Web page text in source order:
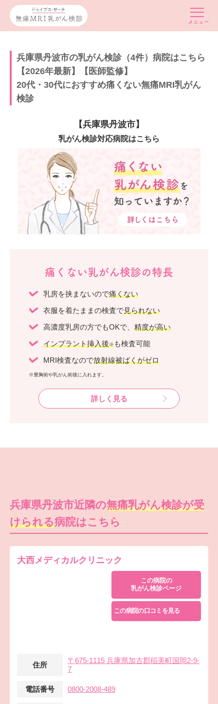
兵庫県丹波市の乳がん検診（4件）病院はこちら
【2026年最新】【医師監修】
20代・30代におすすめ痛くない無痛MRI乳がん
検診
【兵庫県丹波市】
乳がん検診対応病院はこちら
痛くない乳がん検診の特長
乳房を挟まないので痛くない
衣服を着たままの検査で見られない
高濃度乳房の方でもOKで、 精度が高い
インプラント挿入後※ も検査可能
MRI検査なので放射線被ばくがゼロ
※豊胸術や乳がん術後に入れます。
詳しく見る
兵庫県丹波市近隣の無痛乳がん検診が受
けられる病院はこちら
大西メディカルクリニック
この病院の
乳がん検診ページ
この病院の口コミを見る
住所
〒675-1115 兵庫県加古郡稲美町国岡2-9-
7
電話番号 0800-2008-489